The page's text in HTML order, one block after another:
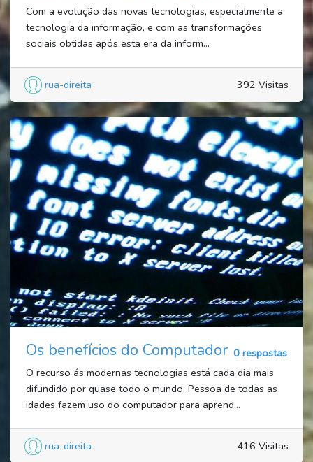
Com a evolução das novas tecnologias, especialmente a
tecnologia da informação, e com as transformações
sociais obtidas após esta era da inform...
rua-direita 392 Visitas
Os benefícios do Computador 0 respostas
O recurso ás modernas tecnologias está cada dia mais
difundido por quase todo o mundo. Pessoa de todas as
idades fazem uso do computador para aprend...
rua-direita 416 Visitas